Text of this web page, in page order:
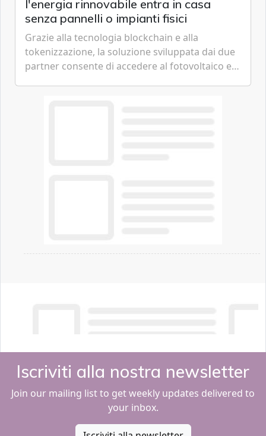
l'energia rinnovabile entra in casa
senza pannelli o impianti fisici
Grazie alla tecnologia blockchain e alla
tokenizzazione, la soluzione sviluppata dai due
partner consente di accedere al fotovoltaico e
Iscriviti alla nostra newsletter
Join our mailing list to get weekly updates delivered to
your inbox.